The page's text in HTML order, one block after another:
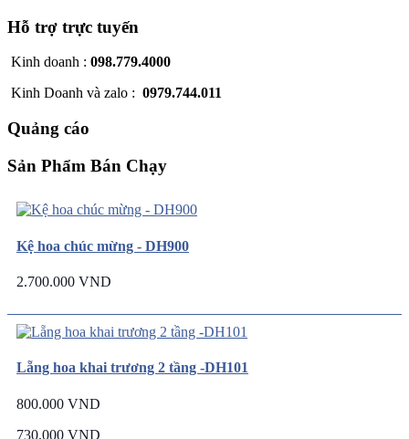
Hỗ trợ trực tuyến
Kinh doanh : 098.779.4000
Kinh Doanh và zalo : 0979.744.011
Quảng cáo
Sản Phẩm Bán Chạy
Kệ hoa chúc mừng - DH900
2.700.000 VND
Lẵng hoa khai trương 2 tầng -DH101
800.000 VND
730.000 VND